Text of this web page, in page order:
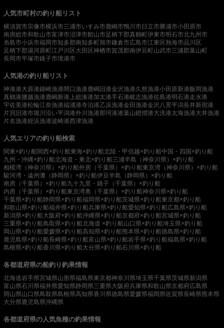
人気市町村の釣り船リスト
横須賀市宗像市横浜市三浦市いすみ市鹿嶋市鴨川市日立市勝浦市小田原市
南房総市和歌山市富津市沼津市館山市足柄下郡真鶴町伊東市明石市北九州市
糸島市小浜市福岡市知多郡南知多町旭市鎌倉市広島市江東区熱海市品川区
足柄下郡湯河原町江戸川区大田区神栖市賀茂郡南伊豆町山武市三浦郡葉山町
長岡市平塚市銚子市境港市
人気港の釣り船リスト
神湊港大原港鐘崎漁港間口漁港 鹿嶋旧港金沢漁港久慈漁港小田原新港飯岡漁港
真鶴港腰越漁港 鹿嶋新港 上総湊港加太港手石港岐志漁港佐島港明石港走水港
宇佐美港松輪江奈漁港福浦港寺泊港乙浜漁港金田漁港金沢八景平潟長井新宿港
片貝旧港市堀川沿い平潟港外川漁港那珂湊港葉山鐙摺港大洗港太海漁港大井漁港
片名漁港姪浜漁港波崎港西津漁港
人気エリアの釣り船検索
関東×釣り船関西×釣り船東海×釣り船北陸・甲信越×釣り船中国・四国×釣り船
九州・沖縄×釣り船北海道・東北×釣り船三浦半島（神奈川県）×釣り船
相模湾（神奈川県）×釣り船外房（千葉県）×釣り船東京湾（神奈川県）×釣り船
駿河湾・遠州灘（静岡県）×釣り船伊豆半島（静岡県）×釣り船
南房（千葉県）×釣り船九十九里・銚子（千葉県）×釣り船
内房（千葉県）×釣り船東京湾奥（千葉県）×釣り船神奈川県×釣り船
千葉県×釣り船静岡県×釣り船福岡県×釣り船茨城県×釣り船東京都×釣り船
和歌山県×釣り船福井県×釣り船兵庫県×釣り船愛知県×釣り船広島県×釣り船
新潟県×釣り船大阪府×釣り船沖縄県×釣り船京都府×釣り船宮城県×釣り船
三重県×釣り船鳥取県×釣り船北海道 ×釣り船山口県×釣り船埼玉県×釣り船
岡山県×釣り船愛媛県×釣り船高知県×釣り船熊本県×釣り船徳島県×釣り船
鹿児島県×釣り船長崎県×釣り船富山県×釣り船岩手県×釣り船福島県×釣り船
島根県×釣り船香川県×釣り船大分県×釣り船石川県×釣り船
各都道府県の船釣り釣果情報
北海道岩手県宮城県山形県福島県東京都神奈川県埼玉県千葉県茨城県新潟県
富山県石川県福井県愛知県静岡県三重県大阪府兵庫県和歌山県京都府広島県
岡山県山口県鳥取県島根県高知県香川県徳島県愛媛県福岡県佐賀県長崎県熊本県
大分県 鹿児島県沖縄県
各都道府県の人気魚種の釣果情報